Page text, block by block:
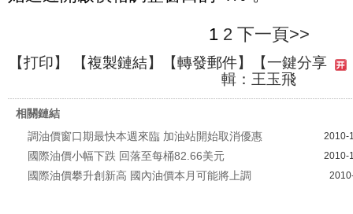
1 2 下一頁>>
【打印】 【複製鏈結】【轉發郵件】
【一鍵分享
輯：王玉飛
相關鏈結
調油價窗口期最快本週來臨 加油站開始取消優惠
2010-
國際油價小幅下跌 回落至每桶82.66美元 2010-
國際油價攀升創新高 國內油價本月可能將上調